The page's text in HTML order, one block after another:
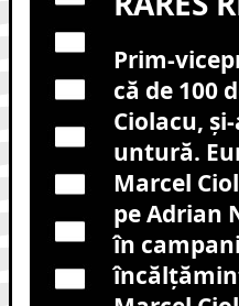
Prim-
că de 100
Ciolacu,
untură.
Marcel
pe Adrian
în